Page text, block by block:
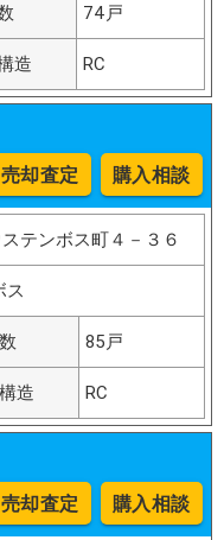
74戸
造 RC
売却査定 購入相談
テンボス町４－３６
ス
85戸
造 RC
売却査定 購入相談